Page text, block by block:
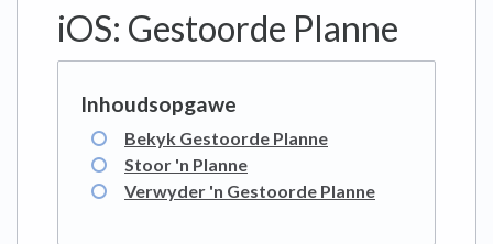
iOS: Gestoorde Planne
Bekyk Gestoorde Planne
Stoor 'n Planne
Verwyder 'n Gestoorde Planne